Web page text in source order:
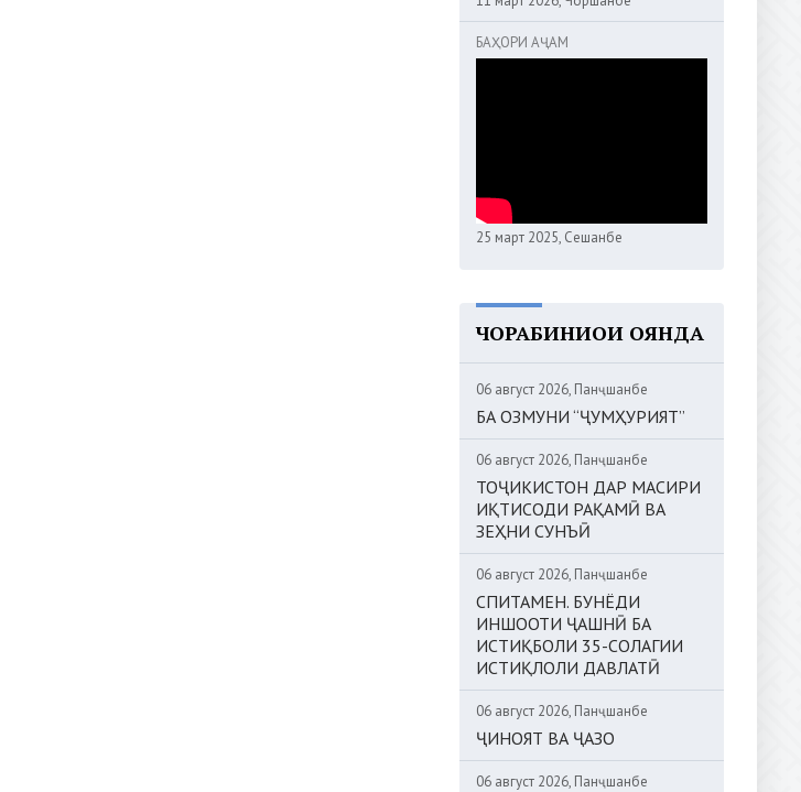
БАҲОРИ АҶАМ
25 март 2025, Сешанбе
ЧОРАБИНИҲОИ ОЯНДА
06 август 2026, Панҷшанбе
БА ОЗМУНИ “ҶУМҲУРИЯТ”
06 август 2026, Панҷшанбе
ТОҶИКИСТОН ДАР МАСИРИ
ИҚТИСОДИ РАҚАМӢ ВА
ЗЕҲНИ СУНЪӢ
06 август 2026, Панҷшанбе
СПИТАМЕН. БУНЁДИ
ИНШООТИ ҶАШНӢ БА
ИСТИҚБОЛИ 35-СОЛАГИИ
ИСТИҚЛОЛИ ДАВЛАТӢ
06 август 2026, Панҷшанбе
ҶИНОЯТ ВА ҶАЗО
06 август 2026, Панҷшанбе